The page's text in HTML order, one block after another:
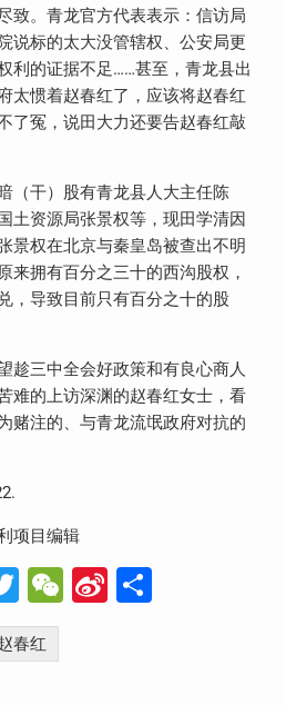
致。青龙官方代表表示：信访局
说标的太大没管辖权、公安局更
利的证据不足……甚至，青龙县出
太惯着赵春红了，应该将赵春红
了冤，说田大力还要告赵春红敲
（干）股有青龙县人大主任陈
土资源局张景权等，现田学清因
景权在北京与秦皇岛被查出不明
来拥有百分之三十的西沟股权，
，导致目前只有百分之十的股
趁三中全会好政策和有良心商人
难的上访深渊的赵春红女士，看
赌注的、与青龙流氓政府对抗的
项目编辑
Twitter
WeChat
Sina分
春红